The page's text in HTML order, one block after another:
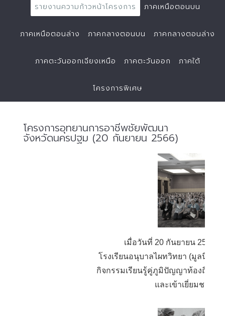
รายงานความก้าวหน้าโครงการ ภาคเหนือตอนบน
ภาคเหนือตอนล่าง ภาคกลางตอนบน ภาคกลางตอนล่าง
ภาคตะวันออกเฉียงเหนือ ภาคตะวันออก ภาคใต้
โครงการพิเศษ
โครงการอุทยานการอาชีพชัยพัฒนา
จังหวัดนครปฐม (20 กันยายน 2566)
เมื่อวันที่ 20 กันยายน 2566
โรงเรียนอนุบาลไผทวิทยา (มูลนิธิชั
กิจกรรมเรียนรู้คู่ภูมิปัญญาท้องถิ่น เ
และเข้าเยี่ยมชมพิ